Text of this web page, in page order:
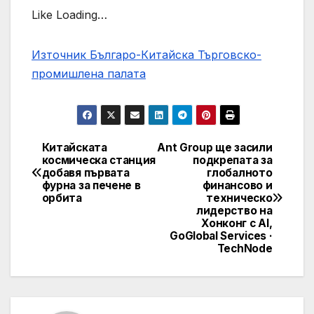
Like Loading…
Източник Българо-Китайска Търговско-
промишлена палaта
Навигация Ant Group ще засили
подкрепата за
глобалното
финансово и
техническо
лидерство на
Хонконг с AI,
GoGlobal Services ·
TechNode
Китайската
космическа станция
добавя първата
фурна за печене в
орбита